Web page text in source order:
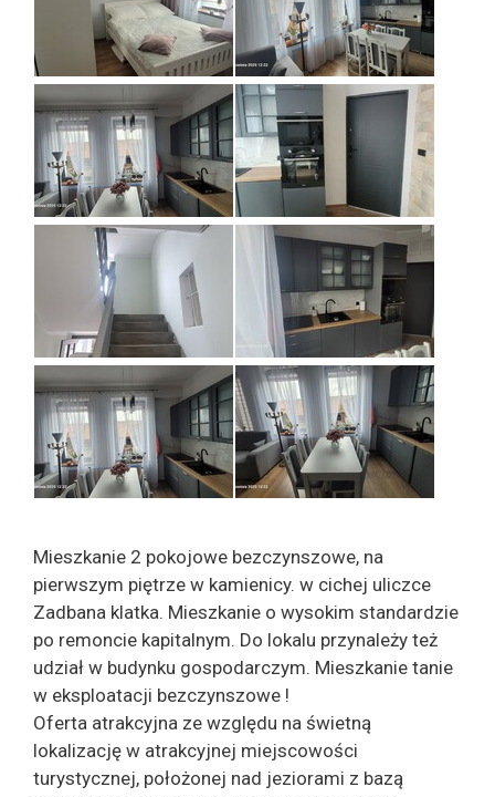
Mieszkanie 2 pokojowe bezczynszowe, na
pierwszym piętrze w kamienicy. w cichej uliczce
Zadbana klatka. Mieszkanie o wysokim standardzie
po remoncie kapitalnym. Do lokalu przynależy też
udział w budynku gospodarczym. Mieszkanie tanie
w eksploatacji bezczynszowe !
Oferta atrakcyjna ze względu na świetną
lokalizację w atrakcyjnej miejscowości
turystycznej, położonej nad jeziorami z bazą